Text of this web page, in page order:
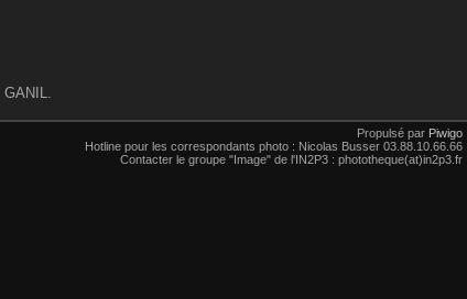
Propulsé par Piwigo
Hotline pour les correspondants photo : Nicolas Busser 03.88.10.66.66
Contacter le groupe "Image" de l'IN2P3 : phototheque(at)in2p3.fr